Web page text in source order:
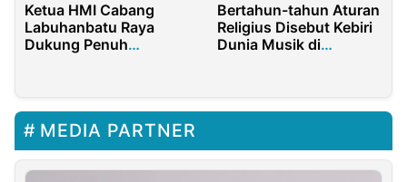
Ketua HMI Cabang
Labuhanbatu Raya
Dukung Penuh
Bertahun-tahun Aturan
Religius Disebut Kebiri
Dunia Musik di
MEDIA PARTNER